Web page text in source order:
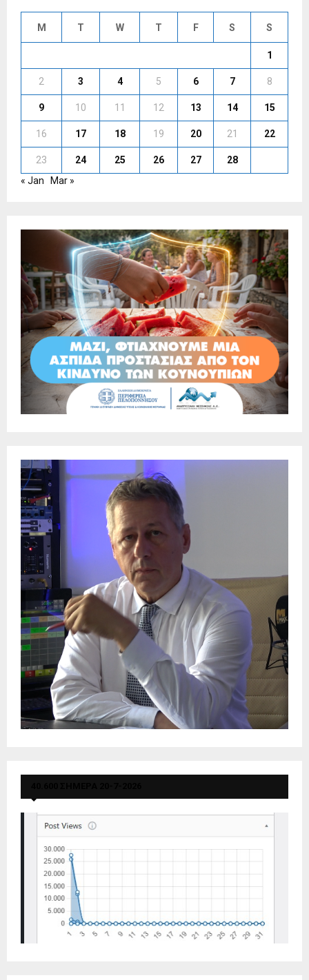
M T W T F S S
1
2 3 4 5 6 7 8
9 10 11 12 13 14 15
16 17 18 19 20 21 22
23 24 25 26 27
28
« Jan
Mar »